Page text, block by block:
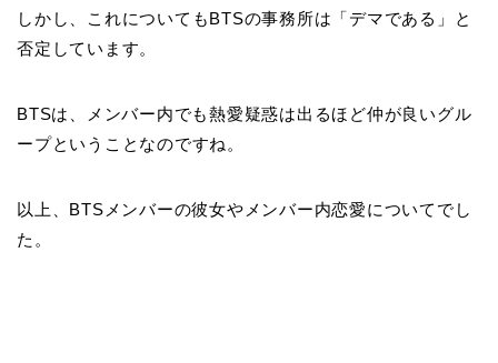
しかし、これについてもBTSの事務所は「デマである」と
否定しています。
BTSは、メンバー内でも熱愛疑惑は出るほど仲が良いグル
ープということなのですね。
以上、BTSメンバーの彼女やメンバー内恋愛についてでし
た。